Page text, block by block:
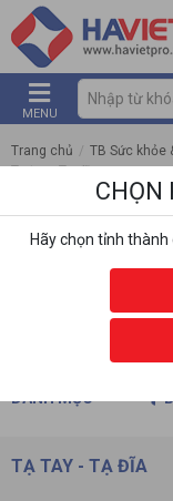
MENU
Trang chủ / TB Sức khỏe
Tạ tay - Tạ đĩa
DANH MỤC
TẠ TAY - TẠ ĐĨA
CHỌN
Hãy chọn tỉnh